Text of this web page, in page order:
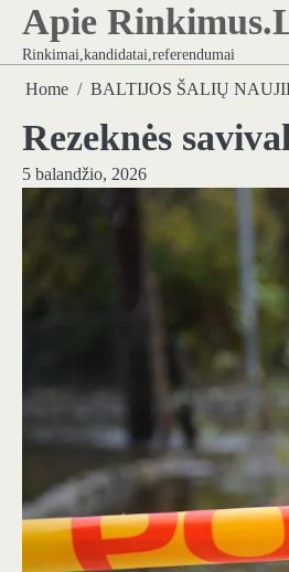
Skip
content
Apie
Rinkimai,kandidatai,referendumai
Home BALTIJOS ŠALIŲ
Rezeknės
5 balandžio, 2026